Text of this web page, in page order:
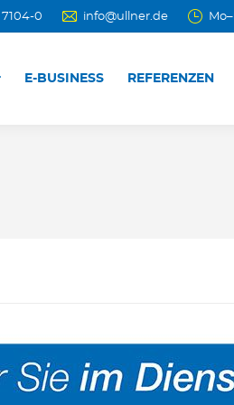
7104-0 info@ullner.de
E-BUSINESS REFERENZEN